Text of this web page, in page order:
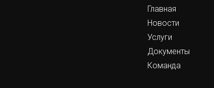
Главная
Новости
Услуги
Документы
Команда